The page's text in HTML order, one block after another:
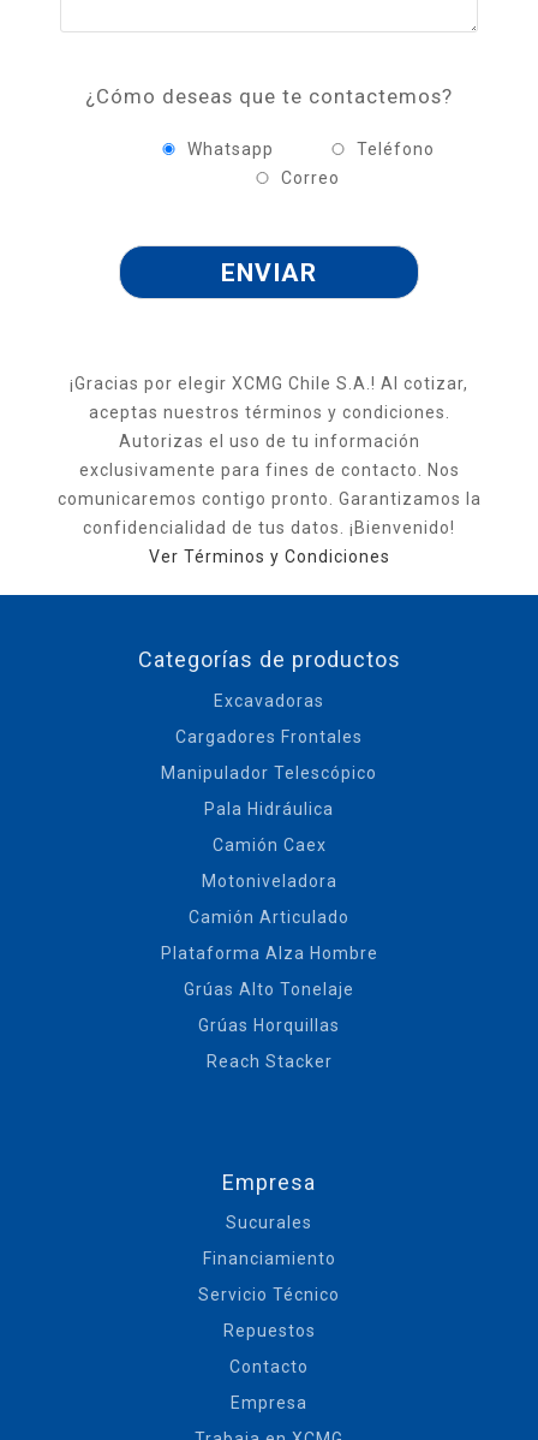
¿Cómo deseas que te contactemos?
Whatsapp
Teléfono
Correo
¡Gracias por elegir XCMG Chile S.A.! Al cotizar,
aceptas nuestros términos y condiciones.
Autorizas el uso de tu información
exclusivamente para fines de contacto. Nos
comunicaremos contigo pronto. Garantizamos la
confidencialidad de tus datos. ¡Bienvenido!
Ver Términos y Condiciones
Categorías de productos
Excavadoras
Cargadores Frontales
Manipulador Telescópico
Pala Hidráulica
Camión Caex
Motoniveladora
Camión Articulado
Plataforma Alza Hombre
Grúas Alto Tonelaje
Grúas Horquillas
Reach Stacker
Empresa
Sucurales
Financiamiento
Servicio Técnico
Repuestos
Contacto
Empresa